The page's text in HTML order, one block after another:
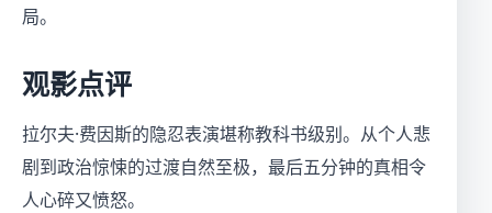
局。
观影点评
拉尔夫·费因斯的隐忍表演堪称教科书级别。从个人悲
剧到政治惊悚的过渡自然至极，最后五分钟的真相令
人心碎又愤怒。